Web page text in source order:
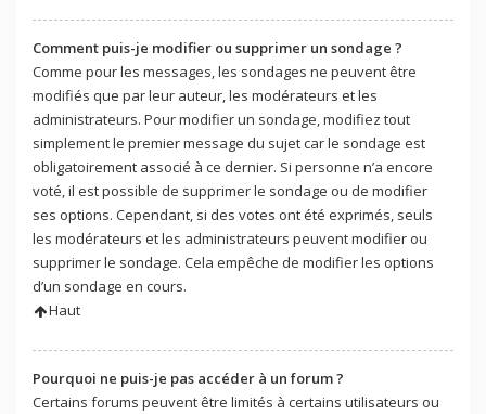
Comment puis-je modifier ou supprimer un sondage ?
Comme pour les messages, les sondages ne peuvent être
modifiés que par leur auteur, les modérateurs et les
administrateurs. Pour modifier un sondage, modifiez tout
simplement le premier message du sujet car le sondage est
obligatoirement associé à ce dernier. Si personne n’a encore
voté, il est possible de supprimer le sondage ou de modifier
ses options. Cependant, si des votes ont été exprimés, seuls
les modérateurs et les administrateurs peuvent modifier ou
supprimer le sondage. Cela empêche de modifier les options
d’un sondage en cours.
Haut
Pourquoi ne puis-je pas accéder à un forum ?
Certains forums peuvent être limités à certains utilisateurs ou